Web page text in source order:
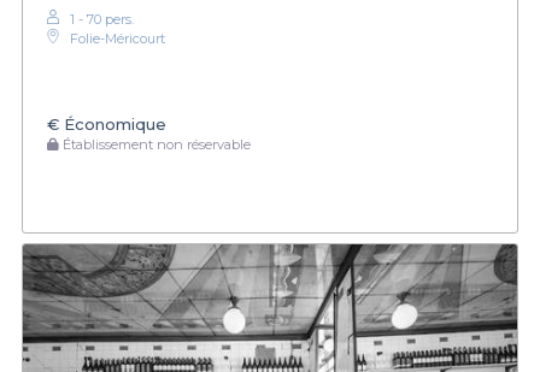
1 - 70 pers.
Folie-Méricourt
€ Économique
Établissement non réservable